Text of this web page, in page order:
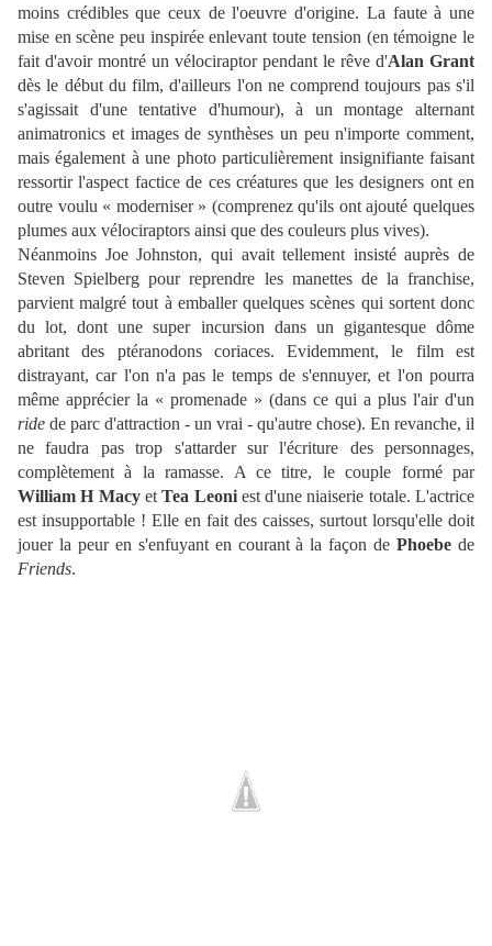
moins crédibles que ceux de l'oeuvre d'origine. La faute à une
mise en scène peu inspirée enlevant toute tension (en témoigne le
fait d'avoir montré un vélociraptor pendant le rêve d'Alan Grant
dès le début du film, d'ailleurs l'on ne comprend toujours pas s'il
s'agissait d'une tentative d'humour), à un montage alternant
animatronics et images de synthèses un peu n'importe comment,
mais également à une photo particulièrement insignifiante faisant
ressortir l'aspect factice de ces créatures que les designers ont en
outre voulu « moderniser » (comprenez qu'ils ont ajouté quelques
plumes aux vélociraptors ainsi que des couleurs plus vives).
Néanmoins Joe Johnston, qui avait tellement insisté auprès de
Steven Spielberg pour reprendre les manettes de la franchise,
parvient malgré tout à emballer quelques scènes qui sortent donc
du lot, dont une super incursion dans un gigantesque dôme
abritant des ptéranodons coriaces. Evidemment, le film est
distrayant, car l'on n'a pas le temps de s'ennuyer, et l'on pourra
même apprécier la « promenade » (dans ce qui a plus l'air d'un
ride de parc d'attraction - un vrai - qu'autre chose). En revanche, il
ne faudra pas trop s'attarder sur l'écriture des personnages,
complètement à la ramasse. A ce titre, le couple formé par
William H MacyetTea Leoniest d'une niaiserie totale. L'actrice
est insupportable ! Elle en fait des caisses, surtout lorsqu'elle doit
jouer la peur en s'enfuyant en courant à la façon dePhoebe de
Friends.